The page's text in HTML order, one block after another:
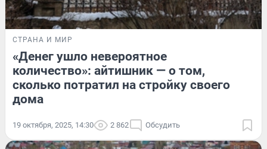
СТРАНА И МИР
«Денег ушло невероятное
количество»: айтишник — о том,
сколько потратил на стройку своего
дома
19 октября, 2025, 14:30 2 862 Обсудить